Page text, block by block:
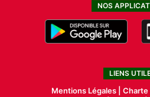
NOS
LIENS
Mentions Légales | Charte